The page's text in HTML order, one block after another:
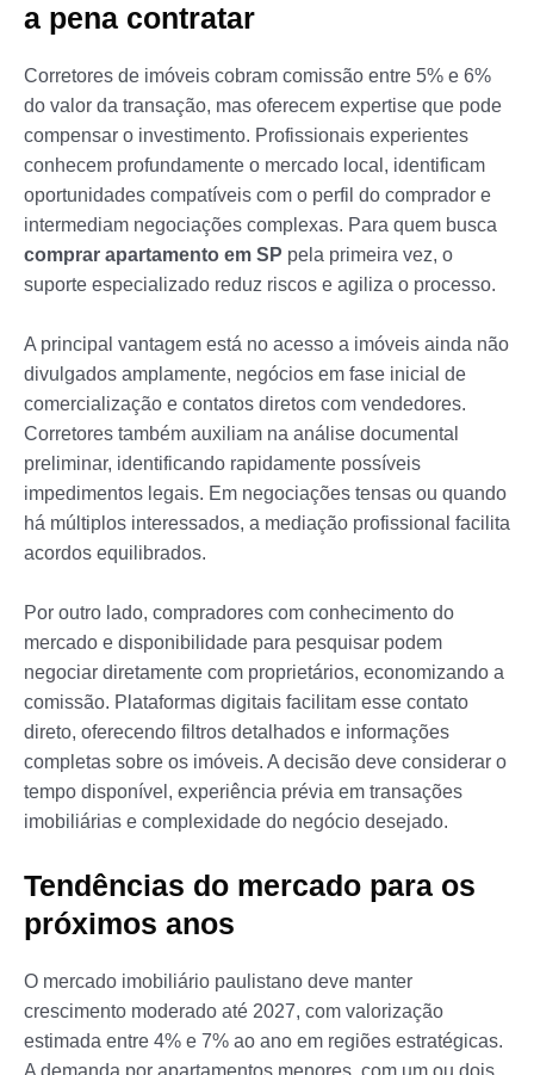
a pena contratar
Corretores de imóveis cobram comissão entre 5% e 6%
do valor da transação, mas oferecem expertise que pode
compensar o investimento. Profissionais experientes
conhecem profundamente o mercado local, identificam
oportunidades compatíveis com o perfil do comprador e
intermediam negociações complexas. Para quem busca
comprar apartamento em SP pela primeira vez, o
suporte especializado reduz riscos e agiliza o processo.
A principal vantagem está no acesso a imóveis ainda não
divulgados amplamente, negócios em fase inicial de
comercialização e contatos diretos com vendedores.
Corretores também auxiliam na análise documental
preliminar, identificando rapidamente possíveis
impedimentos legais. Em negociações tensas ou quando
há múltiplos interessados, a mediação profissional facilita
acordos equilibrados.
Por outro lado, compradores com conhecimento do
mercado e disponibilidade para pesquisar podem
negociar diretamente com proprietários, economizando a
comissão. Plataformas digitais facilitam esse contato
direto, oferecendo filtros detalhados e informações
completas sobre os imóveis. A decisão deve considerar o
tempo disponível, experiência prévia em transações
imobiliárias e complexidade do negócio desejado.
Tendências do mercado para os
próximos anos
O mercado imobiliário paulistano deve manter
crescimento moderado até 2027, com valorização
estimada entre 4% e 7% ao ano em regiões estratégicas.
A demanda por apartamentos menores, com um ou dois